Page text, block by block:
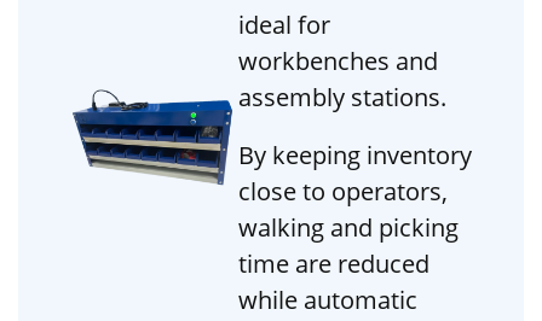
ideal for
workbenches and
assembly stations.
By keeping inventory
close to operators,
walking and picking
time are reduced
while automatic